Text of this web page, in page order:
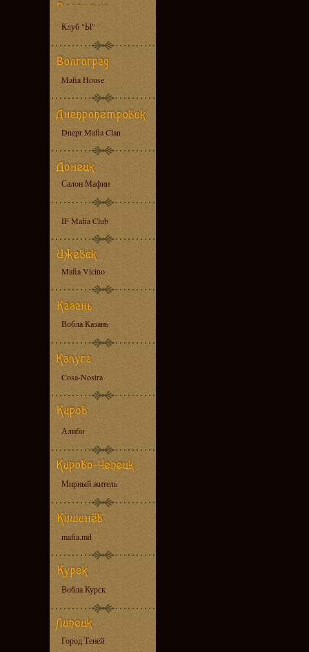
Клуб "Ы"
Mafia House
Dnepr Mafia Clan
Салон Мафии
IF Mafia Club
Mafia Vicino
Вобла Казань
Cosa-Nostra
Алиби
Мирный житель
mafia.md
Вобла Курск
Город Теней